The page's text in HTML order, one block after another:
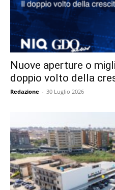
Nuove aperture o
doppio volto della
Redazione - 30 Luglio 2026